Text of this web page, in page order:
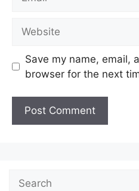
Save my name, email,
browser for the next